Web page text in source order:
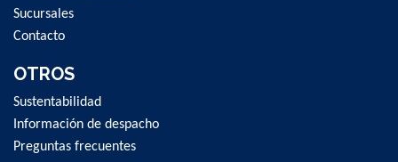
Sucursales
Contacto
OTROS
Sustentabilidad
Información de despacho
Preguntas frecuentes